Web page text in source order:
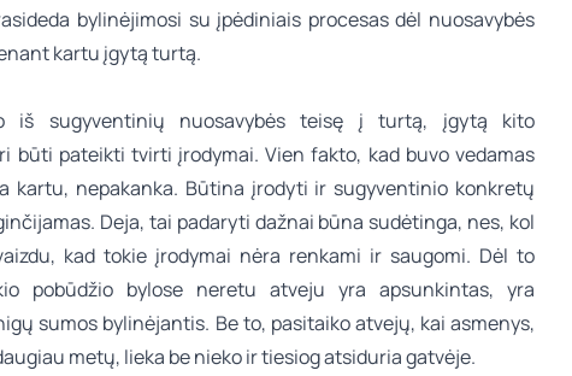
bylinėjimosi su įpėdiniais procesas dėl nuosavybės
kartu įgytą turtą.
iš sugyventinių nuosavybės teisę į turtą, įgytą kito
būti pateikti tvirti įrodymai. Vien fakto, kad buvo vedamas
kartu, nepakanka. Būtina įrodyti ir sugyventinio konkretų
Deja, tai padaryti dažnai būna sudėtinga, nes, kol
kad tokie įrodymai nėra renkami ir saugomi. Dėl to
pobūdžio bylose neretu atveju yra apsunkintas, yra
sumos bylinėjantis. Be to, pasitaiko atvejų, kai asmenys,
metų, lieka be nieko ir tiesiog atsiduria gatvėje.